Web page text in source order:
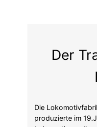
Lokomotiven, die
& Brücken in
gebracht wurden,
wurden und in